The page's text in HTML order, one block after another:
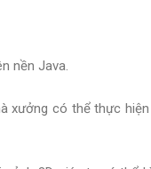
nền Java.
xưởng có thể thực